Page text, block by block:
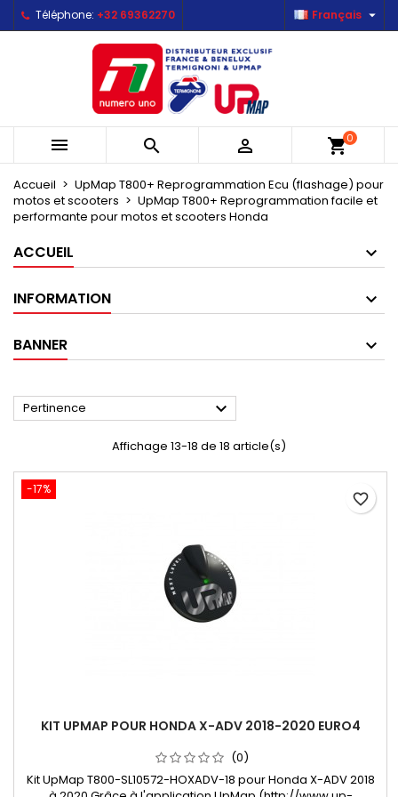
Téléphone: +32 69362270 Français 
   shopping_cart0
Accueil
UpMap T800+ Reprogrammation Ecu (flashage) pour
motos et scooters
UpMap T800+ Reprogrammation facile et
performante pour motos et scooters Honda
ACCUEIL
INFORMATION
BANNER
Pertinence 
Affichage 13-18 de 18 article(s)
-17%
KIT UPMAP POUR HONDA X-ADV 2018-2020 EURO4
(0)
Kit UpMap T800-SL10572-HOXADV-18 pour Honda X-ADV 2018
favorite_border
Mes listes d'envies ×
Créer une nouvelle liste
((modalTitle)) ×
((confirmMessage))
((cancelText)) ((modalDeleteText))
Créer une liste d'envies ×
Nom de la liste d'envies
Connexion ×
Vous devez être connecté pour ajouter des produits
à votre liste d'envies.
Annuler Connexion